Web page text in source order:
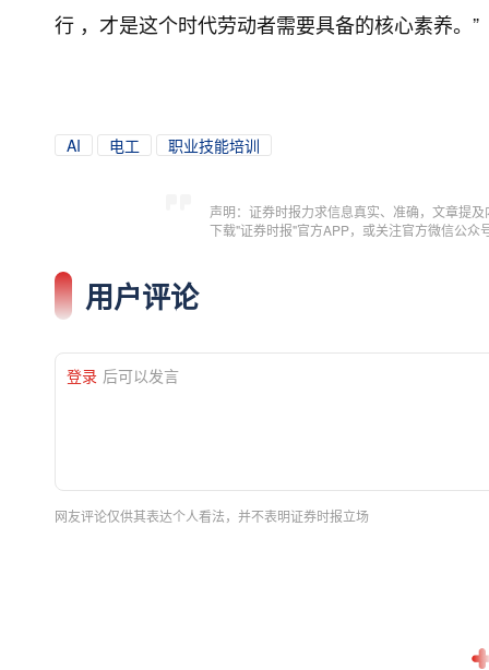
行 ，才是这个时代劳动者需要具备的核心素养。”
AI 电工 职业技能培训
声明：证券时报力求信息真实、准确，文章提
下载"证券时报"官方APP，或关注官方微信公
用户评论
登录 后可以发言
网友评论仅供其表达个人看法，并不表明证券时报立场